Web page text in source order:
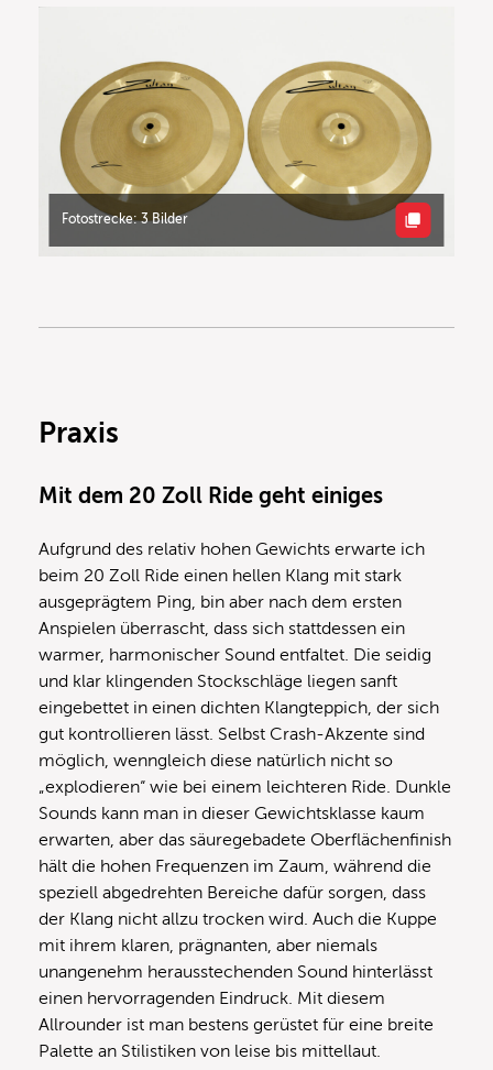
Fotostrecke: 3 Bilder
Praxis
Mit dem 20 Zoll Ride geht einiges
Aufgrund des relativ hohen Gewichts erwarte ich
beim 20 Zoll Ride einen hellen Klang mit stark
ausgeprägtem Ping, bin aber nach dem ersten
Anspielen überrascht, dass sich stattdessen ein
warmer, harmonischer Sound entfaltet. Die seidig
und klar klingenden Stockschläge liegen sanft
eingebettet in einen dichten Klangteppich, der sich
gut kontrollieren lässt. Selbst Crash-Akzente sind
möglich, wenngleich diese natürlich nicht so
„explodieren“ wie bei einem leichteren Ride. Dunkle
Sounds kann man in dieser Gewichtsklasse kaum
erwarten, aber das säuregebadete Oberflächenfinish
hält die hohen Frequenzen im Zaum, während die
speziell abgedrehten Bereiche dafür sorgen, dass
der Klang nicht allzu trocken wird. Auch die Kuppe
mit ihrem klaren, prägnanten, aber niemals
unangenehm herausstechenden Sound hinterlässt
einen hervorragenden Eindruck. Mit diesem
Allrounder ist man bestens gerüstet für eine breite
Palette an Stilistiken von leise bis mittellaut.